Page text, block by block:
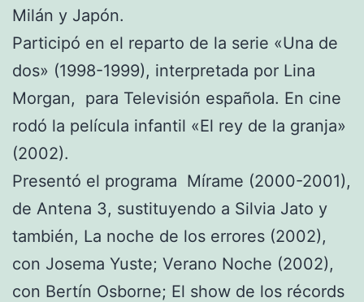
Milán y Japón.
Participó en el reparto de la serie «Una de
dos» (1998-1999), interpretada por Lina
Morgan, para Televisión española. En cine
rodó la película infantil «El rey de la granja»
(2002).
Presentó el programa Mírame (2000-2001),
de Antena 3, sustituyendo a Silvia Jato y
también, La noche de los errores (2002),
con Josema Yuste; Verano Noche (2002),
con Bertín Osborne; El show de los récords